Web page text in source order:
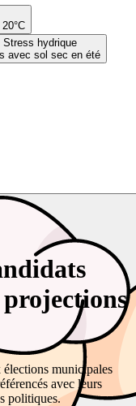
Stress hydrique
avec sol sec en été
élections municipales
avec leurs
politiques.